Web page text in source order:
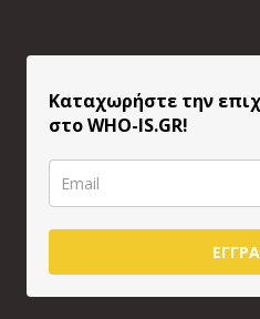
Καταχωρήστε την
στο WHO-IS.GR!